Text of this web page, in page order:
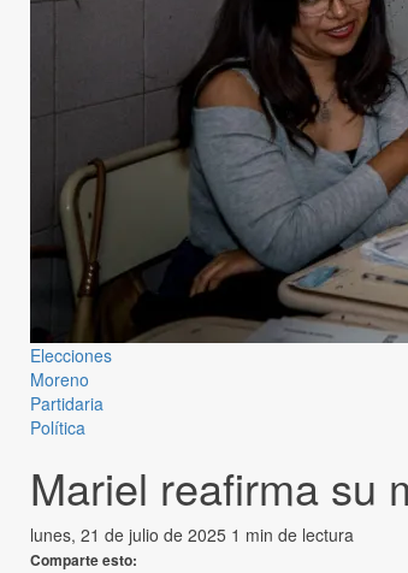
Elecciones
Moreno
Partidaria
Política
Mariel reafirma su
lunes, 21 de julio de 2025 1 min de lectura
Comparte esto: